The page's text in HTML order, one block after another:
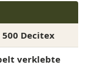
500 Decitex
verklebte